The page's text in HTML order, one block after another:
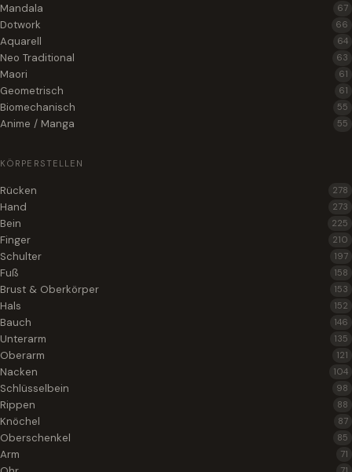
Mandala 67
Dotwork 66
Aquarell 64
Neo Traditional 63
Maori 61
Geometrisch 61
Biomechanisch 55
Anime / Manga 55
KÖRPERSTELLEN
Rücken 278
Hand 273
Bein 225
Finger 210
Schulter 197
Fuß 158
Brust & Oberkörper 153
Hals 152
Bauch 146
Unterarm 135
Oberarm 121
Nacken 104
Schlüsselbein 98
Rippen 88
Knöchel 87
Oberschenkel 85
Arm 71